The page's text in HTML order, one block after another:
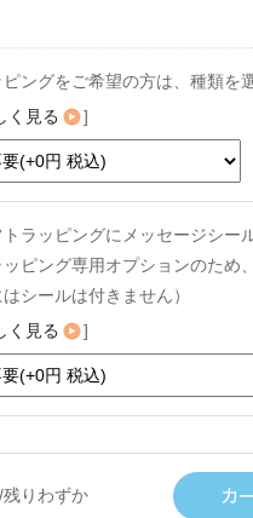
ピングをご希望の方は、種類を
く見る ]
トラッピングにメッセージシー
ッピング専用オプションのため
シールは付きません）
く見る ]
りわずか